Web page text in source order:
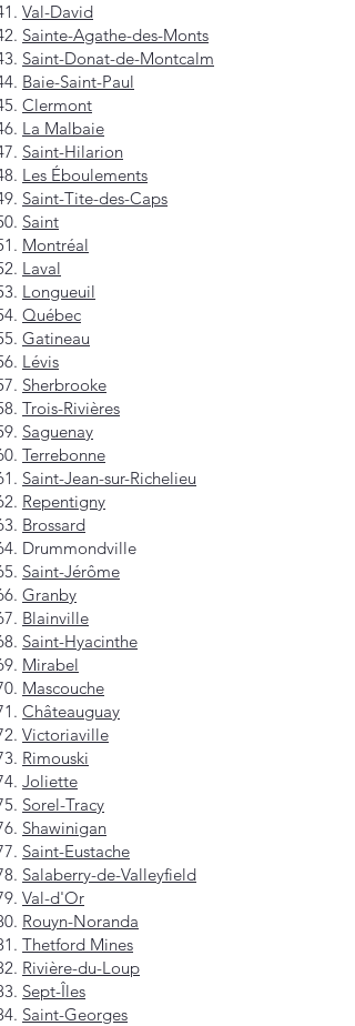
Val-David
Sainte-Agathe-des-Monts
Saint-Donat-de-Montcalm
Baie-Saint-Paul
Clermont
La Malbaie
Saint-Hilarion
Les Éboulements
Saint-Tite-des-Caps
Saint
Montréal
Laval
Longueuil
Québec
Gatineau
Lévis
Sherbrooke
Trois-Rivières
Saguenay
Terrebonne
Saint-Jean-sur-Richelieu
Repentigny
Brossard
Drummondville
Saint-Jérôme
Granby
Blainville
Saint-Hyacinthe
Mirabel
Mascouche
Châteauguay
Victoriaville
Rimouski
Joliette
Sorel-Tracy
Shawinigan
Saint-Eustache
Salaberry-de-Valleyfield
Val-d'Or
Rouyn-Noranda
Thetford Mines
Rivière-du-Loup
Sept-Îles
Saint-Georges